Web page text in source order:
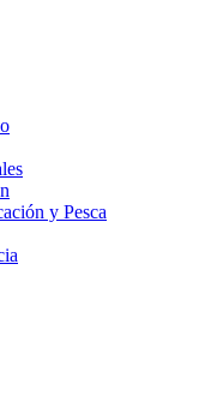
y Pesca